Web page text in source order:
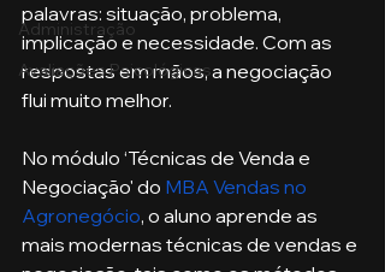
Administração
Avaliações Psicológicas
palavras: situação, problema,
implicação e necessidade. Com as
respostas em mãos, a negociação
flui muito melhor.
No módulo ‘Técnicas de Venda e
Negociação' do MBA Vendas no
Agronegócio, o aluno aprende as
mais modernas técnicas de vendas e